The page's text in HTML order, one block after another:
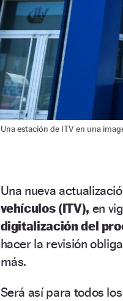
Una estación de ITV en una
Una nueva
vehículos (ITV), en
digitalización del
hacer la revisión
más.
Será así para todos